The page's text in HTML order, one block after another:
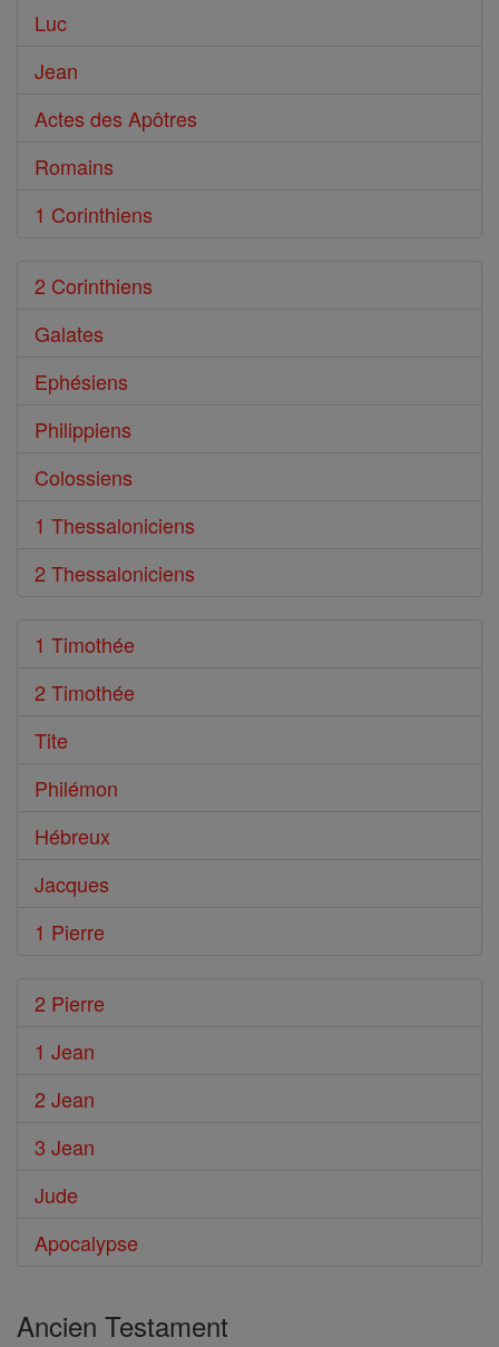
Luc
Jean
Actes des Apôtres
Romains
1 Corinthiens
2 Corinthiens
Galates
Ephésiens
Philippiens
Colossiens
1 Thessaloniciens
2 Thessaloniciens
1 Timothée
2 Timothée
Tite
Philémon
Hébreux
Jacques
1 Pierre
2 Pierre
1 Jean
2 Jean
3 Jean
Jude
Apocalypse
Ancien Testament